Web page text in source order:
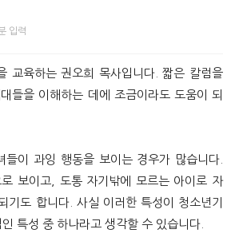
입력
교육하는 권오희 목사입니다. 짧은 칼럼을
들을 이해하는 데에 조금이라도 도움이 되
들이 과잉 행동을 보이는 경우가 많습니다.
보이고, 도통 자기밖에 모르는 아이로 자
기도 합니다. 사실 이러한 특성이 청소년기
특성 중 하나라고 생각할 수 있습니다.